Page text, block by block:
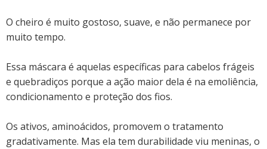
O cheiro é muito gostoso, suave, e não permanece por
muito tempo.
Essa máscara é aquelas específicas para cabelos frágeis
e quebradiços porque a ação maior dela é na emoliência,
condicionamento e proteção dos fios.
Os ativos, aminoácidos, promovem o tratamento
gradativamente. Mas ela tem durabilidade viu meninas, o